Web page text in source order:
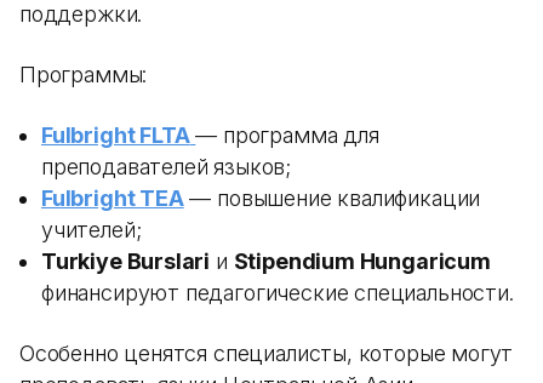
поддержки.
Программы:
Fulbright FLTA — программа для
преподавателей языков;
Fulbright TEA— повышение квалификации
учителей;
Turkiye Burslari и Stipendium Hungaricum
финансируют педагогические специальности.
Особенно ценятся специалисты, которые могут